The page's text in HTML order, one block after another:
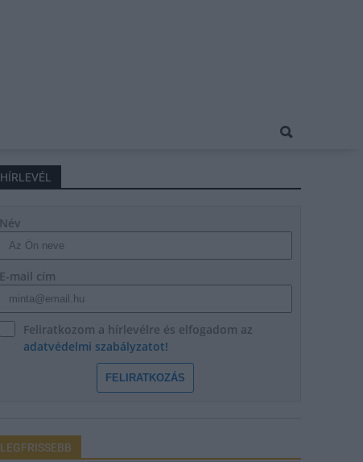
HÍRLEVÉL
Név
E-mail cím
Feliratkozom a hírlevélre és elfogadom az
adatvédelmi szabályzatot!
FELIRATKOZÁS
LEGFRISSEBB